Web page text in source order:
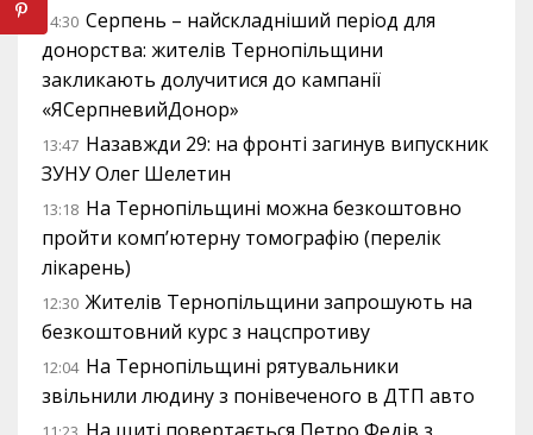
14:30 Серпень – найскладніший період для
донорства: жителів Тернопільщини
закликають долучитися до кампанії
«ЯСерпневийДонор»
13:47 Назавжди 29: на фронті загинув випускник
ЗУНУ Олег Шелетин
13:18 На Тернопільщині можна безкоштовно
пройти комп’ютерну томографію (перелік
лікарень)
12:30 Жителів Тернопільщини запрошують на
безкоштовний курс з нацспротиву
12:04 На Тернопільщині рятувальники
звільнили людину з понівеченого в ДТП авто
На щиті повертається Петро Федів з